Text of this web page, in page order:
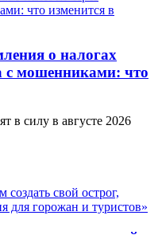
о налогах
с мошенниками: что
в силу в августе 2026